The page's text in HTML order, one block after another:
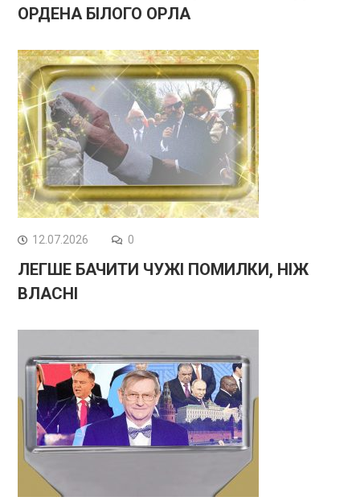
ОРДЕНА БІЛОГО ОРЛА
12.07.2026 0
ЛЕГШЕ БАЧИТИ ЧУЖІ ПОМИЛКИ, НІЖ
ВЛАСНІ